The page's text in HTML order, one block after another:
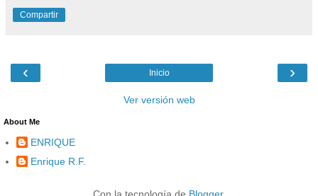
Compartir
‹ ›
Inicio
Ver versión web
About Me
ENRIQUE
Enrique R.F.
Con la tecnología de Blogger.